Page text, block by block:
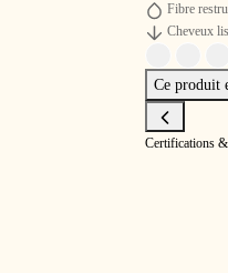
Fibre
Cheveux
Ce produit
Certifications